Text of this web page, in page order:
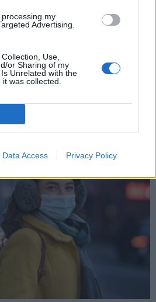
my
Advertising.
Use,
or Sharing of my
Unrelated with the
was collected.
Data Access Privacy Policy
: le lipome
sa température ?